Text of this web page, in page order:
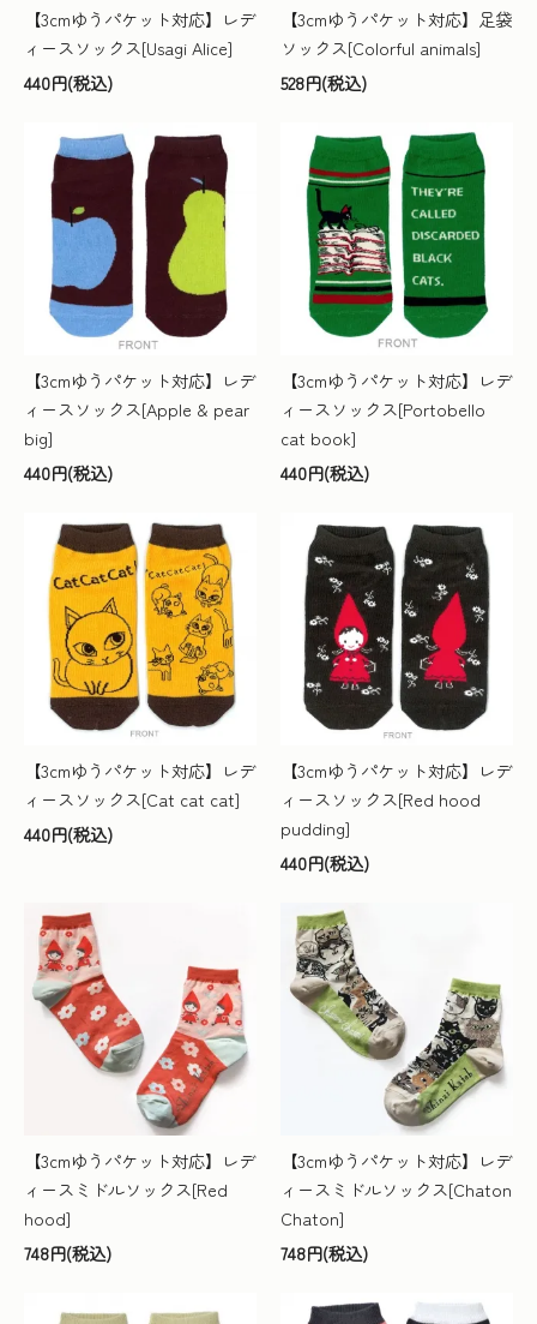
【3cmゆうパケット対応】レデ
ィースソックス[Usagi Alice]
440円(税込)
【3cmゆうパケット対応】足袋
ソックス[Colorful animals]
528円(税込)
【3cmゆうパケット対応】レデ
ィースソックス[Apple & pear
big]
440円(税込)
【3cmゆうパケット対応】レデ
ィースソックス[Portobello
cat book]
440円(税込)
【3cmゆうパケット対応】レデ
ィースソックス[Cat cat cat]
440円(税込)
【3cmゆうパケット対応】レデ
ィースソックス[Red hood
pudding]
440円(税込)
【3cmゆうパケット対応】レデ
ィースミドルソックス[Red
hood]
748円(税込)
【3cmゆうパケット対応】レデ
ィースミドルソックス[Chaton
Chaton]
748円(税込)